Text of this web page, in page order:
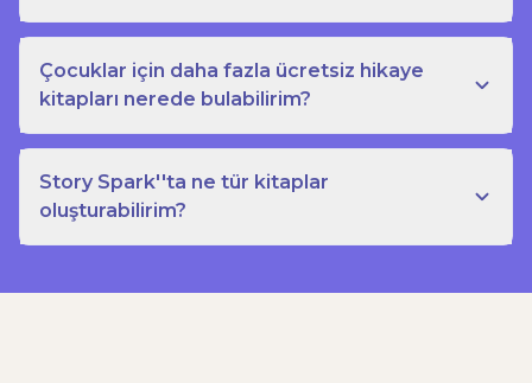
Çocuklar için daha fazla ücretsiz hikaye
kitapları nerede bulabilirim?
Story Spark''ta ne tür kitaplar
oluşturabilirim?